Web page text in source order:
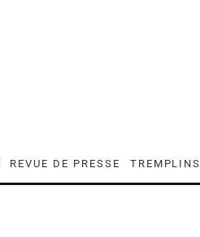
REVUE DE PRESSE TREMPLINS